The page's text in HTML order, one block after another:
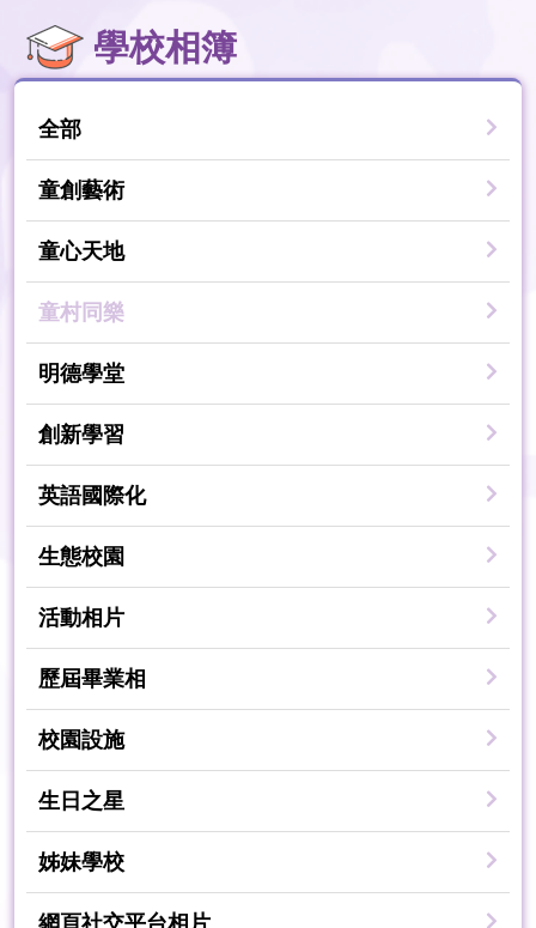
學校相簿
全部
童創藝術
童心天地
童村同樂
明德學堂
創新學習
英語國際化
生態校園
活動相片
歷屆畢業相
校園設施
生日之星
姊妹學校
網頁社交平台相片